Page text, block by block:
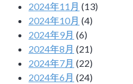
2024年11月 (13)
2024年10月 (4)
2024年9月 (6)
2024年8月 (21)
2024年7月 (22)
2024年6月 (24)